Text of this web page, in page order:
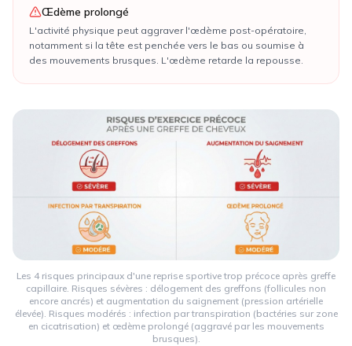
Œdème prolongé
L'activité physique peut aggraver l'œdème post-opératoire,
notamment si la tête est penchée vers le bas ou soumise à
des mouvements brusques. L'œdème retarde la repousse.
Les 4 risques principaux d'une reprise sportive trop précoce après greffe
capillaire. Risques sévères : délogement des greffons (follicules non
encore ancrés) et augmentation du saignement (pression artérielle
élevée). Risques modérés : infection par transpiration (bactéries sur zone
en cicatrisation) et œdème prolongé (aggravé par les mouvements
brusques).